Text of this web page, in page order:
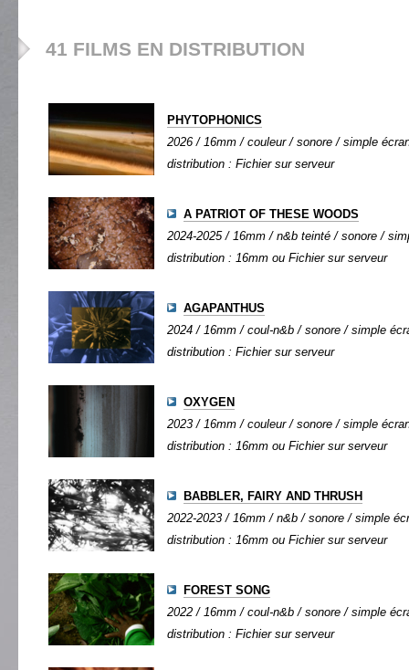
41 FILMS EN DISTRIBUTION
PHYTOPHONICS
2026 / 16mm / couleur / sonore / simple
distribution : Fichier sur serveur
A PATRIOT OF THESE WOODS
2024-2025 / 16mm / n&b teinté / sonore /
distribution : 16mm ou Fichier sur serveur
AGAPANTHUS
2024 / 16mm / coul-n&b / sonore / simple
distribution : Fichier sur serveur
OXYGEN
2023 / 16mm / couleur / sonore / simple
distribution : 16mm ou Fichier sur serveur
BABBLER, FAIRY AND THRUSH
2022-2023 / 16mm / n&b / sonore / simple
distribution : 16mm ou Fichier sur serveur
FOREST SONG
2022 / 16mm / coul-n&b / sonore / simple
distribution : Fichier sur serveur